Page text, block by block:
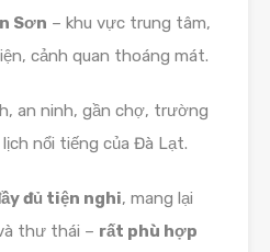
Sơn – khu vực trung tâm,
cảnh quan thoáng mát.
an ninh, gần chợ, trường
nổi tiếng của Đà Lạt.
đủ tiện nghi, mang lại
thư thái – rất phù hợp